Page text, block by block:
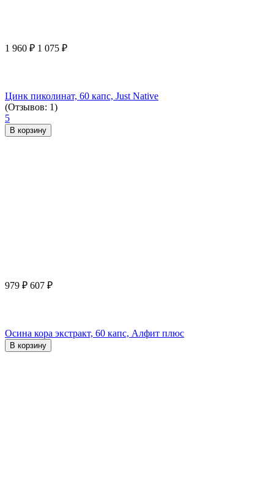
1 960 ₽ 1 075 ₽
Цинк пиколинат, 60 капс, Just Native
(Отзывов: 1)
5
В корзину
979 ₽ 607 ₽
Осина кора экстракт, 60 капс, Алфит плюс
В корзину